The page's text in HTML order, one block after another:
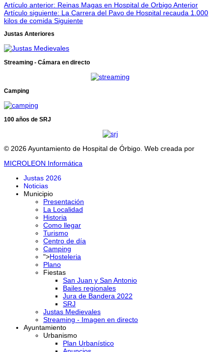
Artículo anterior: Reinas Magas en Hospital de OrbigoAnterior
Artículo siguiente: La Carrera del Pavo de Hospital recauda 1.000
kilos de comida Siguiente
Justas Anteriores
Streaming - Cámara en directo
Camping
100 años de SRJ
© 2026 Ayuntamiento de Hospital de Órbigo. Web creada por
MICROLEON Informática
Justas 2026
Noticias
Municipio
Presentación
La Localidad
Historia
Como llegar
Turismo
Centro de día
Camping
">Hosteleria
Plano
Fiestas
San Juan y San Antonio
Bailes regionales
Jura de Bandera 2022
SRJ
Justas Medievales
Streaming - Imagen en directo
Ayuntamiento
Urbanismo
Plan Urbanístico